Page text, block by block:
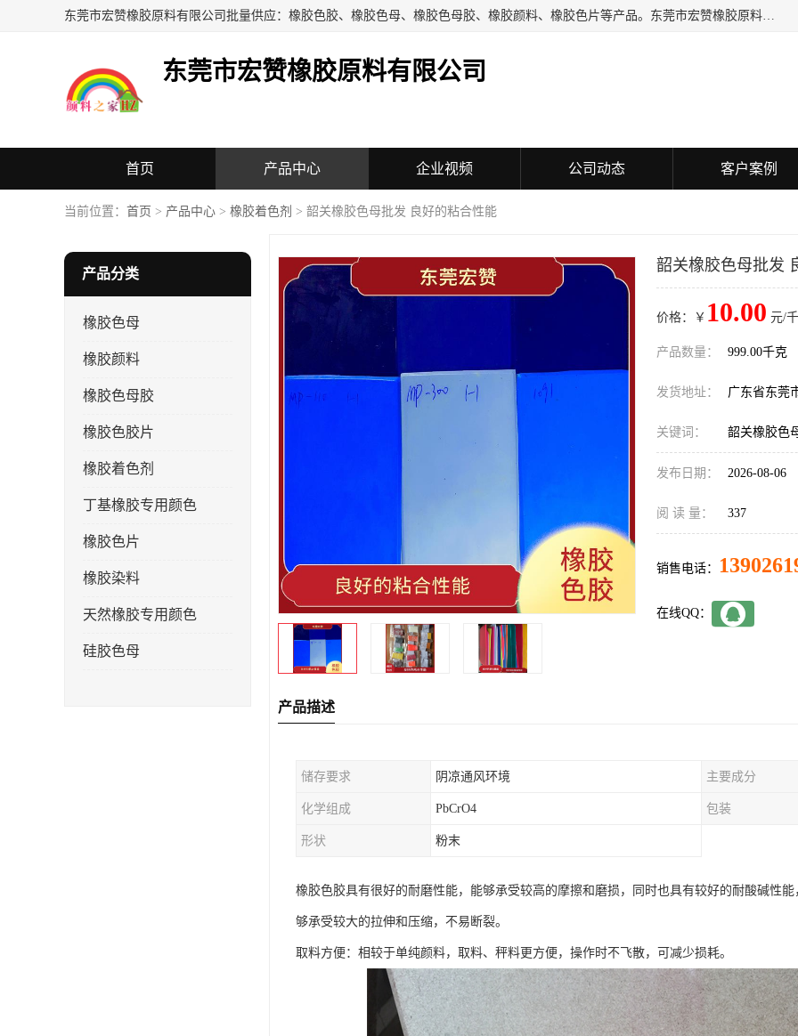
东莞市宏赞橡胶原料有限公司批量供应：橡胶色胶、橡胶色母、橡胶色母胶、橡胶颜料、橡胶色片等产品。东莞市宏赞橡胶原料有限公司经营已经十五年的历史，目前的客户群广达东南亚各国，也是目前橡胶制造密集度高的中国大陆橡胶制品工厂使用多，市场占有率高的色胶专业生产工厂。
东莞市宏赞橡胶原料有限公司
首页 产品中心 企业视频 公司动态 客户案例
当前位置： 首页 > 产品中心 > 橡胶着色剂 > 韶关橡胶色母批发 良好的粘合性能
产品分类
橡胶色母
橡胶颜料
橡胶色母胶
橡胶色胶片
橡胶着色剂
丁基橡胶专用颜色
橡胶色片
橡胶染料
天然橡胶专用颜色
硅胶色母
韶关橡胶色母批发
价格：￥ 10.00 元/
产品数量： 999.00千克
发货地址： 广东省东莞
关键词： 韶关橡胶色
发布日期： 2026-08-06
阅 读 量： 337
销售电话：
在线QQ：
产品描述
储存要求 阴凉通风环境 主要成分
化学组成 PbCrO4 包装
形状 粉末
橡胶色胶具有很好的耐磨性能，能够承受较高的摩擦和磨损，同时也具有较好的耐酸碱性
够承受较大的拉伸和压缩，不易断裂。
取料方便：相较于单纯颜料，取料、秤料更方便，操作时不飞散，可减少损耗。